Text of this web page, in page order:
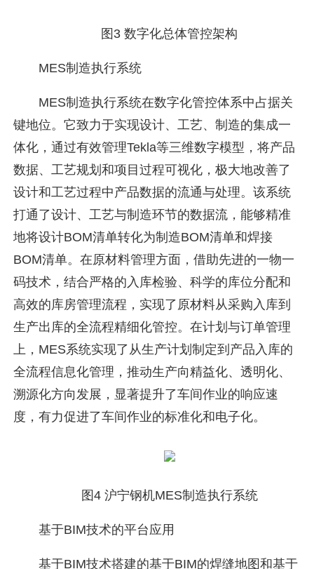
图3 数字化总体管控架构
MES制造执行系统
MES制造执行系统在数字化管控体系中占据关
键地位。它致力于实现设计、工艺、制造的集成一
体化，通过有效管理Tekla等三维数字模型，将产品
数据、工艺规划和项目过程可视化，极大地改善了
设计和工艺过程中产品数据的流通与处理。该系统
打通了设计、工艺与制造环节的数据流，能够精准
地将设计BOM清单转化为制造BOM清单和焊接
BOM清单。在原材料管理方面，借助先进的一物一
码技术，结合严格的入库检验、科学的库位分配和
高效的库房管理流程，实现了原材料从采购入库到
生产出库的全流程精细化管控。在计划与订单管理
上，MES系统实现了从生产计划制定到产品入库的
全流程信息化管理，推动生产向精益化、透明化、
溯源化方向发展，显著提升了车间作业的响应速
度，有力促进了车间作业的标准化和电子化。
图4 沪宁钢机MES制造执行系统
基于BIM技术的平台应用
基于BIM技术搭建的基于BIM的焊缝地图和基于